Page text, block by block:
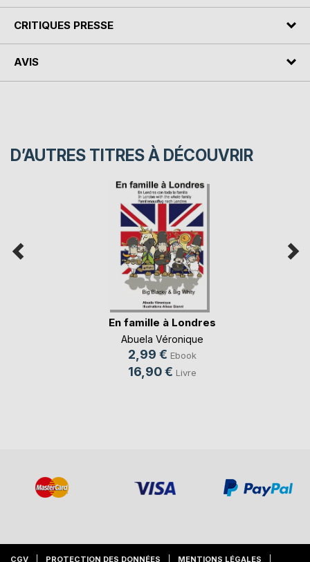
CRITIQUES PRESSE
AVIS
D’AUTRES TITRES À DÉCOUVRIR
En famille à Londres
Abuela Véronique
2,99 € Ebook
16,90 € Livre
CGV PROTECTION DES DONNÉES MENTIONS LÉGALES